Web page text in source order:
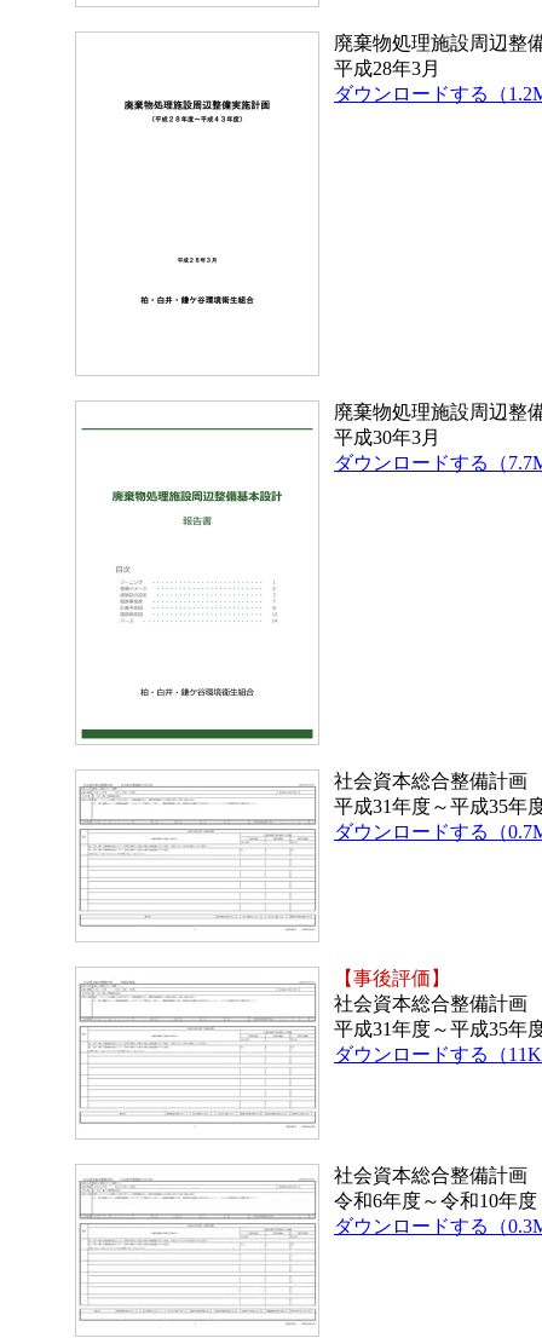
廃棄物処理施設周辺整
平成28年3月
ダウンロードする（
廃棄物処理施設周辺整
平成30年3月
ダウンロードする（
社会資本総合整備計画
平成31年度～平成35年
ダウンロードする（
【事後評価】
社会資本総合整備計画
平成31年度～平成35年
ダウンロードする（
社会資本総合整備計画
令和6年度～令和10年度
ダウンロードする（